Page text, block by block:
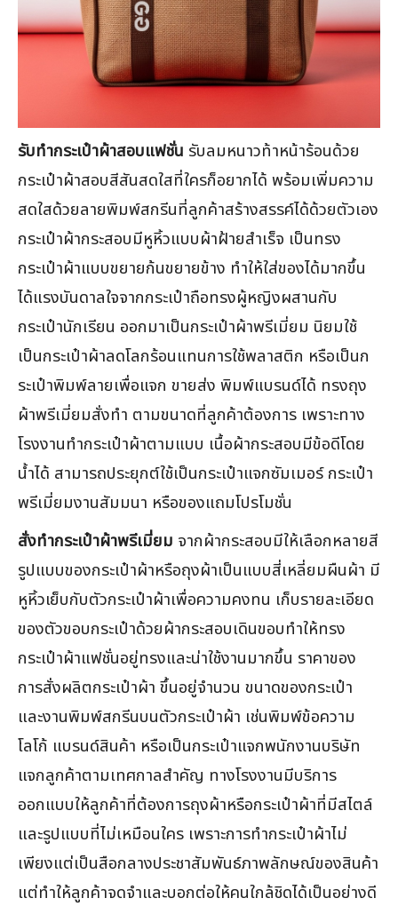
รับทำกระเป๋าผ้าสอบแฟชั่น รับลมหนาวท้าหน้าร้อนด้วย
กระเป๋าผ้าสอบสีสันสดใสที่ใครก็อยากได้ พร้อมเพิ่มความ
สดใสด้วยลายพิมพ์สกรีนที่ลูกค้าสร้างสรรค์ได้ด้วยตัวเอง
กระเป๋าผ้ากระสอบมีหูหิ้วแบบผ้าฝ้ายสำเร็จ เป็นทรง
กระเป๋าผ้าแบบขยายก้นขยายข้าง ทำให้ใส่ของได้มากขึ้น
ได้แรงบันดาลใจจากกระเป๋าถือทรงผู้หญิงผสานกับ
กระเป๋านักเรียน ออกมาเป็นกระเป๋าผ้าพรีเมี่ยม นิยมใช้
เป็นกระเป๋าผ้าลดโลกร้อนแทนการใช้พลาสติก หรือเป็นก
ระเป๋าพิมพ์ลายเพื่อแจก ขายส่ง พิมพ์แบรนด์ได้ ทรงถุง
ผ้าพรีเมี่ยมสั่งทำ ตามขนาดที่ลูกค้าต้องการ เพราะทาง
โรงงานทำกระเป๋าผ้าตามแบบ เนื้อผ้ากระสอบมีข้อดีโดย
น้ำได้ สามารถประยุกต์ใช้เป็นกระเป๋าแจกซัมเมอร์ กระเป๋า
พรีเมี่ยมงานสัมมนา หรือของแถมโปรโมชั่น
สั่งทำกระเป๋าผ้าพรีเมี่ยม จากผ้ากระสอบมีให้เลือกหลายสี
รูปแบบของกระเป๋าผ้าหรือถุงผ้าเป็นแบบสี่เหลี่ยมผืนผ้า มี
หูหิ้วเย็บกับตัวกระเป๋าผ้าเพื่อความคงทน เก็บรายละเอียด
ของตัวขอบกระเป๋าด้วยผ้ากระสอบเดินขอบทำให้ทรง
กระเป๋าผ้าแฟชั่นอยู่ทรงและน่าใช้งานมากขึ้น ราคาของ
การสั่งผลิตกระเป๋าผ้า ขึ้นอยู่จำนวน ขนาดของกระเป๋า
และงานพิมพ์สกรีนบนตัวกระเป๋าผ้า เช่นพิมพ์ข้อความ
โลโก้ แบรนด์สินค้า หรือเป็นกระเป๋าแจกพนักงานบริษัท
แจกลูกค้าตามเทศกาลสำคัญ ทางโรงงานมีบริการ
ออกแบบให้ลูกค้าที่ต้องการถุงผ้าหรือกระเป๋าผ้าที่มีสไตล์
และรูปแบบที่ไม่เหมือนใคร เพราะการทำกระเป๋าผ้าไม่
เพียงแต่เป็นสือกลางประชาสัมพันธ์ภาพลักษณ์ของสินค้า
แต่ทำให้ลูกค้าจดจำและบอกต่อให้คนใกล้ชิดได้เป็นอย่างดี